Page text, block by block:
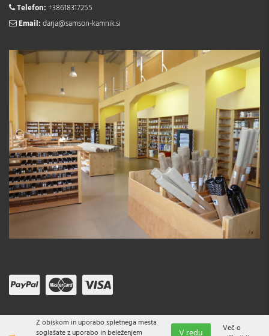
Telefon:+38618317255
Email:darja@samson-kamnik.si
Z obiskom in uporabo spletnega mesta
soglašate z uporabo in beleženjem
V redu
Več o